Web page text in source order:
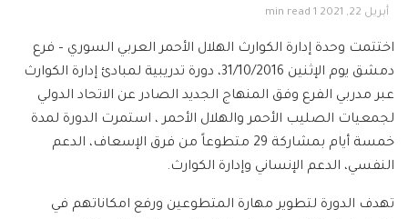
أبريل 22, 2021 1 min read
اختتمت وحدة إدارة الكوارث الهلال الأحمر العربي السوري – فرع
دمشق يوم الإثنين 31/10/2016، دورة تدريبية لمبادئ إدارة الكوارث
عبر مدربي الفرع وفق المنهاج الجديد الصادر عن الاتحاد الدولي
لجمعيات الصليب الأحمر والهلال الأحمر ، استمرت الدورة لمدة
خمسة أيام بمشاركة 29 متطوعاً من فرق الإسعاف، الدعم
النفسي، الدعم الإنساني وإدارة الكوارث.
تهدف الدورة لتطوير مهارة المتطوعين ورفع امكاناتهم في